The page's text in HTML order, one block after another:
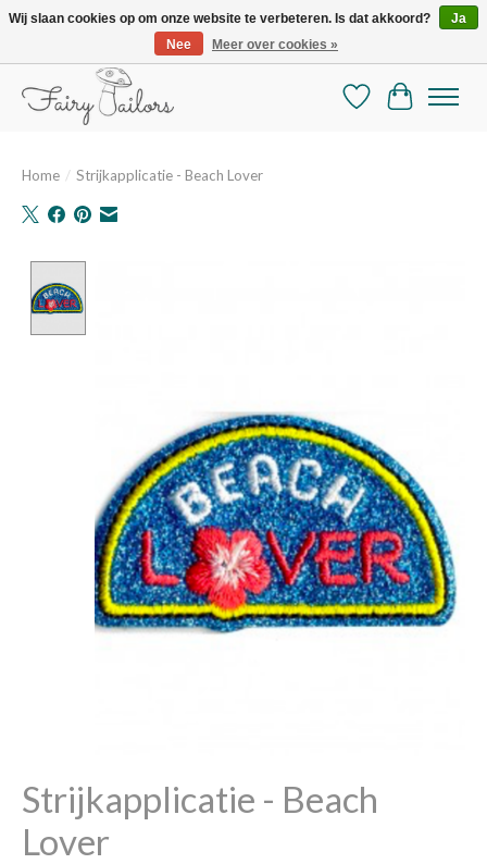
De mooiste online selectie stoffen en mercerie
Verlanglijst
Home / Strijkapplicatie - Beach Lover
Strijkapplicatie - Beach
Lover
Wij slaan cookies op om onze website te verbeteren. Is dat akkoord?
Ja
Nee
Meer over cookies »